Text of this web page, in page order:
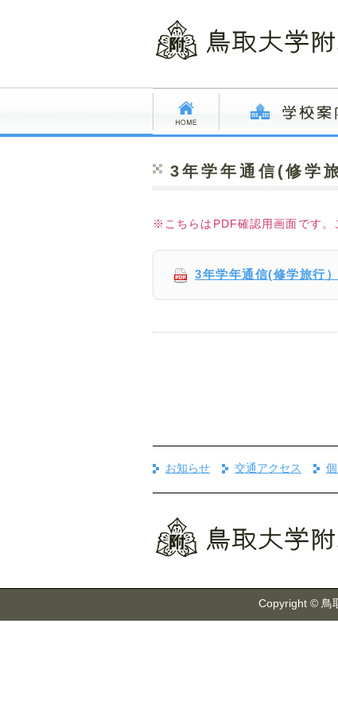
3年学年通信(修学
※こちらはPDF確認用画面です。
3年学年通信(修学旅行）
お知らせ 交通アクセス
Copyright © 鳥